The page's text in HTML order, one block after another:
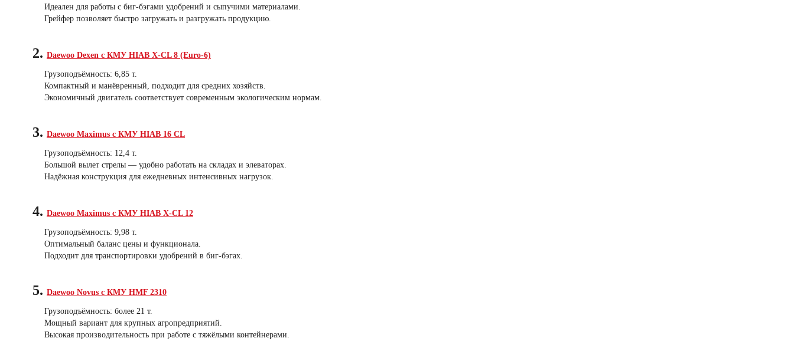
Идеален для работы с биг-бэгами удобрений и сыпучими материалами.
Грейфер позволяет быстро загружать и разгружать продукцию.
2. Daewoo Dexen с КМУ HIAB X-CL 8 (Euro-6)
Грузоподъёмность: 6,85 т.
Компактный и манёвренный, подходит для средних хозяйств.
Экономичный двигатель соответствует современным экологическим нормам.
3. Daewoo Maximus с КМУ HIAB 16 CL
Грузоподъёмность: 12,4 т.
Большой вылет стрелы — удобно работать на складах и элеваторах.
Надёжная конструкция для ежедневных интенсивных нагрузок.
4. Daewoo Maximus с КМУ HIAB X-CL 12
Грузоподъёмность: 9,98 т.
Оптимальный баланс цены и функционала.
Подходит для транспортировки удобрений в биг-бэгах.
5. Daewoo Novus с КМУ HMF 2310
Грузоподъёмность: более 21 т.
Мощный вариант для крупных агропредприятий.
Высокая производительность при работе с тяжёлыми контейнерами.